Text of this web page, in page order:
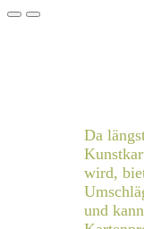
Da
wird,
und